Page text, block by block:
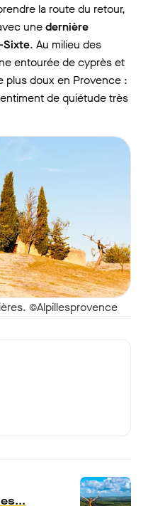
la route du retour,
unedernière
Sixte. Au milieu des
entourée de cyprès et
plus doux en Provence :
de quiétude très
©Alpillesprovence